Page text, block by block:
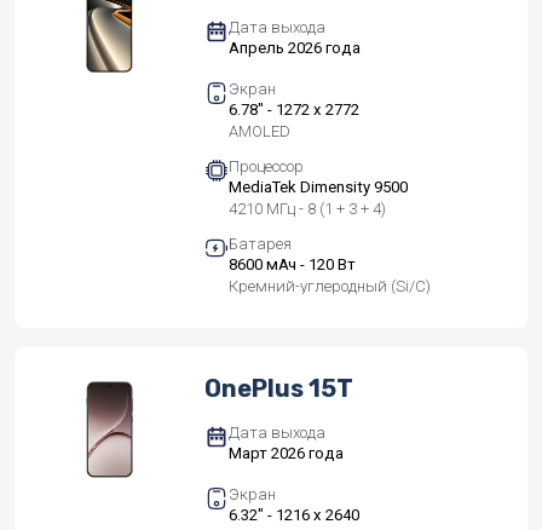
Дата выхода
Апрель 2026 года
Экран
6.78" - 1272 x 2772
AMOLED
Процессор
MediaTek Dimensity 9500
4210 МГц - 8 (1 + 3 + 4)
Батарея
8600 мАч - 120 Вт
Кремний-углеродный (Si/C)
OnePlus 15T
Дата выхода
Март 2026 года
Экран
6.32" - 1216 x 2640